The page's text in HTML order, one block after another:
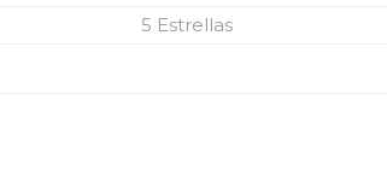
5 Estrellas